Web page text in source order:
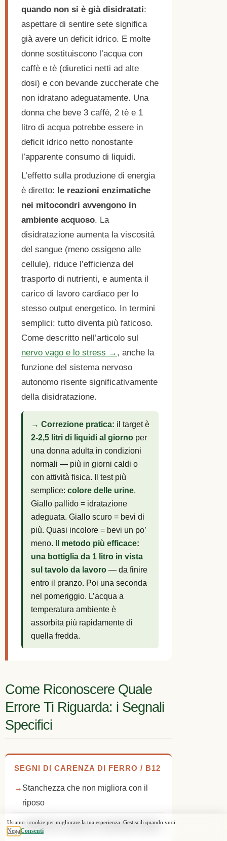
quando non si è già disidratati:
aspettare di sentire sete significa
già avere un deficit idrico. E molte
donne sostituiscono l’acqua con
caffè e tè (diuretici netti ad alte
dosi) e con bevande zuccherate che
non idratano adeguatamente. Una
donna che beve 3 caffè, 2 tè e 1
litro di acqua potrebbe essere in
deficit idrico netto nonostante
l’apparente consumo di liquidi.
L’effetto sulla produzione di energia
è diretto: le reazioni enzimatiche
nei mitocondri avvengono in
ambiente acquoso. La
disidratazione aumenta la viscosità
del sangue (meno ossigeno alle
cellule), riduce l’efficienza del
trasporto di nutrienti, e aumenta il
carico di lavoro cardiaco per lo
stesso output energetico. In termini
semplici: tutto diventa più faticoso.
Come descritto nell’articolo sul
nervo vago e lo stress → , anche la
funzione del sistema nervoso
autonomo risente significativamente
della disidratazione.
→ Correzione pratica: il target è
2-2,5 litri di liquidi al giorno per
una donna adulta in condizioni
normali — più in giorni caldi o
con attività fisica. Il test più
semplice: colore delle urine.
Giallo pallido = idratazione
adeguata. Giallo scuro = bevi di
più. Quasi incolore = bevi un po’
meno. Il metodo più efficace:
una bottiglia da 1 litro in vista
sul tavolo da lavoro — da finire
entro il pranzo. Poi una seconda
nel pomeriggio. L’acqua a
temperatura ambiente è
assorbita più rapidamente di
quella fredda.
Come Riconoscere Quale
Errore Ti Riguarda: i Segnali
Specifici
SEGNI DI CARENZA DI FERRO / B12
Stanchezza che non migliora con il
riposo
Capelli che cadono in quantità insolita